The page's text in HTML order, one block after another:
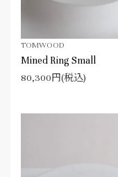
TOMWOOD
Mined Ring Small
80,300円(税込)